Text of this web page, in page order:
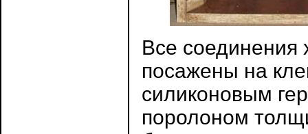
Все
посажены на
силиконовым
поролоном